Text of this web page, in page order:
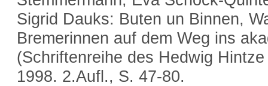
Sigrid Dauks: Buten un Binnen,
Bremerinnen auf dem Weg ins
(Schriftenreihe des Hedwig
1998. 2.Aufl., S. 47-80.